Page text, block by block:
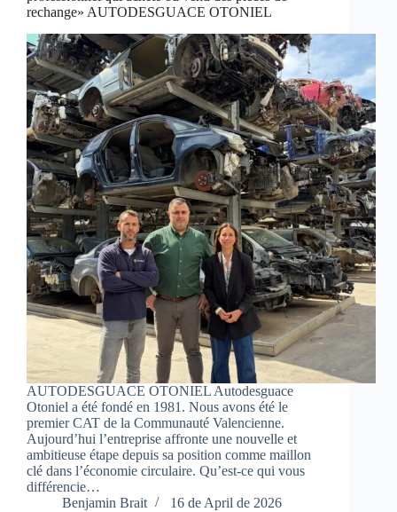
rechange» AUTODESGUACE OTONIEL
AUTODESGUACE OTONIEL Autodesguace
Otoniel a été fondé en 1981. Nous avons été le
premier CAT de la Communauté Valencienne.
Aujourd’hui l’entreprise affronte une nouvelle et
ambitieuse étape depuis sa position comme maillon
clé dans l’économie circulaire. Qu’est-ce qui vous
différencie…
Benjamin Brait
16 de April de 2026